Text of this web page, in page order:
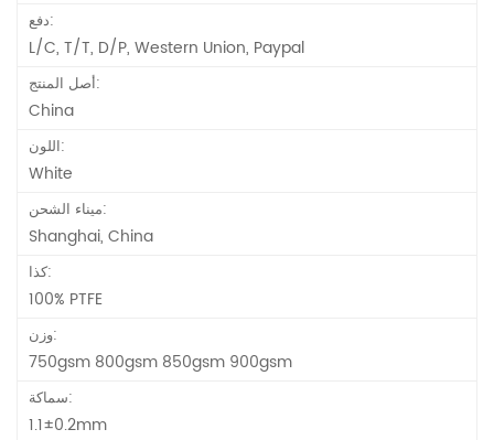
دفع:
L/C, T/T, D/P, Western Union, Paypal
أصل المنتج:
China
اللون:
White
ميناء الشحن:
Shanghai, China
كذا:
100% PTFE
وزن:
750gsm 800gsm 850gsm 900gsm
سماكة:
1.1±0.2mm